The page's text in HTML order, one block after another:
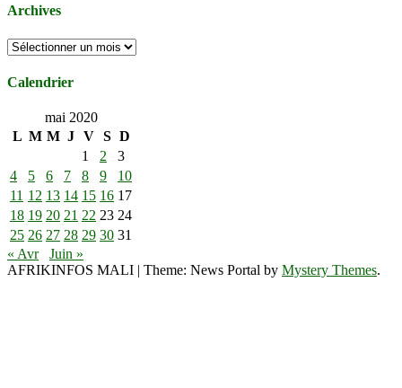
Archives
Archives
Calendrier
mai 2020
L M M J V S D
1
2
3
4
5 6 7 8 9
10
11 12 13 14 15 16 17
18 19 20 21 22 23 24
25 26 27 28 29 30 31
« Avr
Juin »
AFRIKINFOS MALI | Theme: News Portal by Mystery Themes.